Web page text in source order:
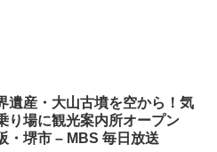
遺産・大山古墳を空から！気
り場に観光案内所オープン
・堺市 – MBS 毎日放送